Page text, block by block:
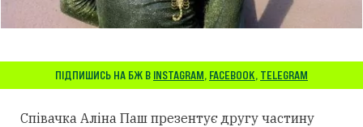
ПІДПИШИСЬ НА БЖ В INSTAGRAM, FACEBOOK, TELEGRAM
Співачка Аліна Паш презентує другу частину